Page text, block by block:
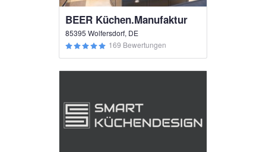
BEER Küchen.Manufaktur
85395 Wolfersdorf, DE
169 Bewertungen